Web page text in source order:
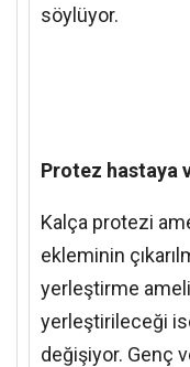
söylüyor.
Protez hastaya
Kalça protezi
ekleminin
yerleştirme
yerleştirileceği
değişiyor. Genç